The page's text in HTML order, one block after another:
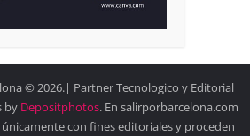
© 2026.| Partner Tecnologico y Editorial
by Depositphotos. En salirporbarcelona.com
con fines editoriales y proceden